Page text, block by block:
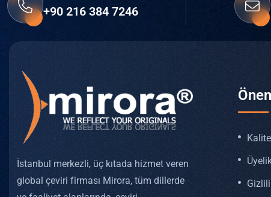
+90 216 384 7246
İstanbul merkezli, üç kıtada hizmet veren
global çeviri firması Mirora, tüm dillerde
Kalite